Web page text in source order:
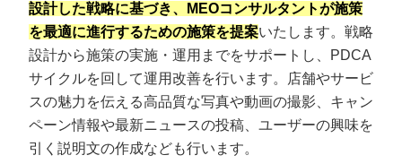
設計した戦略に基づき、MEOコンサルタントが施策
を最適に進行するための施策を提案いたします。戦略
設計から施策の実施・運用までをサポートし、PDCA
サイクルを回して運用改善を行います。店舗やサービ
スの魅力を伝える高品質な写真や動画の撮影、キャン
ペーン情報や最新ニュースの投稿、ユーザーの興味を
引く説明文の作成なども行います。